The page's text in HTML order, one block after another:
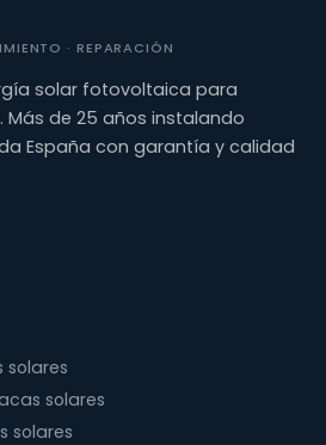
· REPARACIÓN
solar fotovoltaica para
Más de 25 años instalando
España con garantía y calidad
solares
solares